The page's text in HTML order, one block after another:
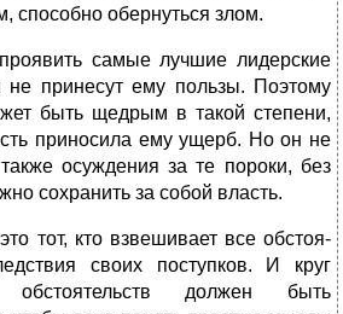
способно обернуться злом.
самые лучшие лидерс­кие
не принесут ему пользы. Поэтому
быть щедрым в такой степени,
приносила ему ущерб. Но он не
осуждения за те пороки, без
сохранить за собой власть.
тот, кто взвешивает все обстоя­
своих поступков. И круг
обстоятельств должен быть